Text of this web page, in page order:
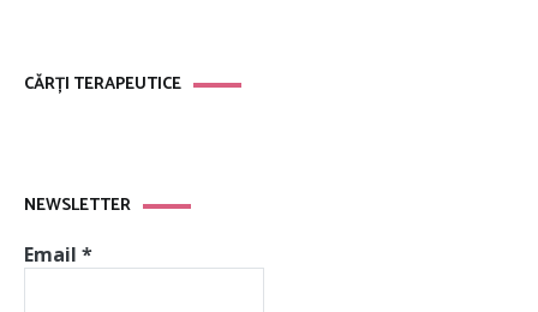
CĂRȚI TERAPEUTICE
NEWSLETTER
Email *